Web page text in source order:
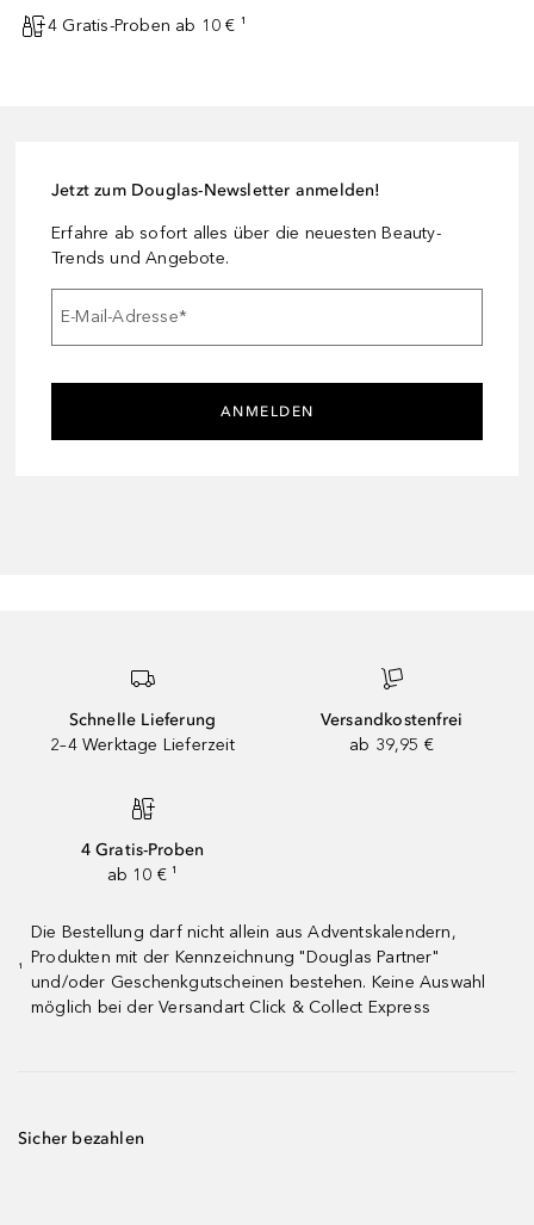
4 Gratis-Proben ab 10 € ¹
Jetzt zum Douglas-Newsletter anmelden!
Erfahre ab sofort alles über die neuesten Beauty-
Trends und Angebote.
E-Mail-Adresse*
ANMELDEN
Schnelle Lieferung
2–4 Werktage Lieferzeit
Versandkostenfrei
ab 39,95 €
4 Gratis-Proben
ab 10 € ¹
¹
Die Bestellung darf nicht allein aus Adventskalendern,
Produkten mit der Kennzeichnung "Douglas Partner"
und/oder Geschenkgutscheinen bestehen. Keine Auswahl
möglich bei der Versandart Click & Collect Express
Sicher bezahlen